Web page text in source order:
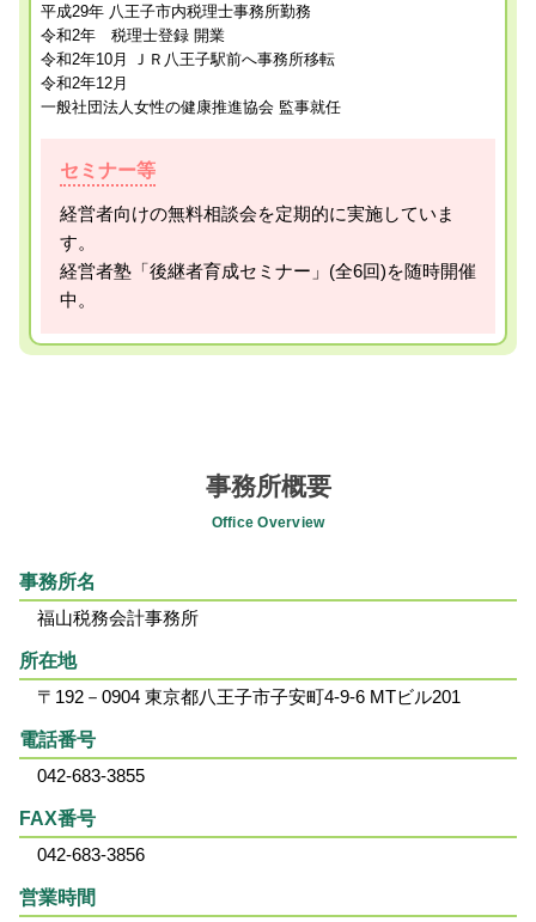
平成29年 八王子市内税理士事務所勤務
令和2年 税理士登録 開業
令和2年10月 ＪＲ八王子駅前へ事務所移転
令和2年12月
一般社団法人女性の健康推進協会 監事就任
セミナー等
経営者向けの無料相談会を定期的に実施していま
す。
経営者塾「後継者育成セミナー」(全6回)を随時開催
中。
事務所概要
Office Overview
事務所名
福山税務会計事務所
所在地
〒192－0904 東京都八王子市子安町4-9-6 MTビル201
電話番号
042-683-3855
FAX番号
042-683-3856
営業時間